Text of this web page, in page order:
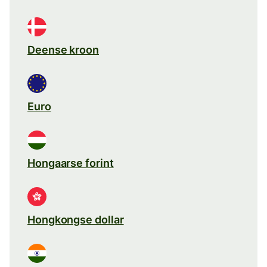
Deense kroon
Euro
Hongaarse forint
Hongkongse dollar